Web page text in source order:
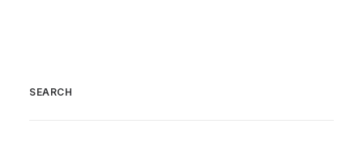
SEARCH